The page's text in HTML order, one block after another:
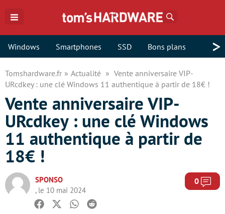
Windows Smartphones SSD Bons plans >
Tomshardware.fr Actualité
Vente anniversaire VIP-
URcdkey : une clé Windows 11 authentique à partir de 18€ !
Vente anniversaire VIP-
URcdkey : une clé Windows
11 authentique à partir de
18€ !
SPONSO
, le 10 mai 2024
0
Facebook
TwitterWhatsapp
Reddit